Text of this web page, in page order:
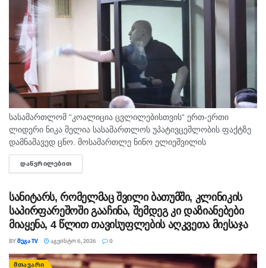
სასამართლომ “კოალიცია ცვლილებისთვის“ ერთ-ერთი
ლიდერი ნიკა მელია სასამართლოს უპატივცემლობის ფაქტზე
დამნაშავედ ცნო. მოსამართლე ნინო ელიეშვილის
გადაწყვეტილებით, ნიკა მელიას 1 წლით და 6 თვით
თავისუფლების აღკვეთა მიესაჯა, თუმცა აღნიშნულმა
ᲓᲐᲬᲕᲠᲘᲚᲔᲑᲘᲗ
სანიტარს, რომელმაც შვილი ბათუმში, კლინიკის
საპირფარეშოში გააჩინა, შემდეგ კი დაზიანებები
მიაყენა, 4 წლით თავისუფლების აღკვეთა მიესაჯა
BYᲛᲔᲒᲐ TV ᲐᲒᲕᲘᲡᲢᲝ 6, 2026 0
ᲛᲗᲐᲕᲐᲠᲘ